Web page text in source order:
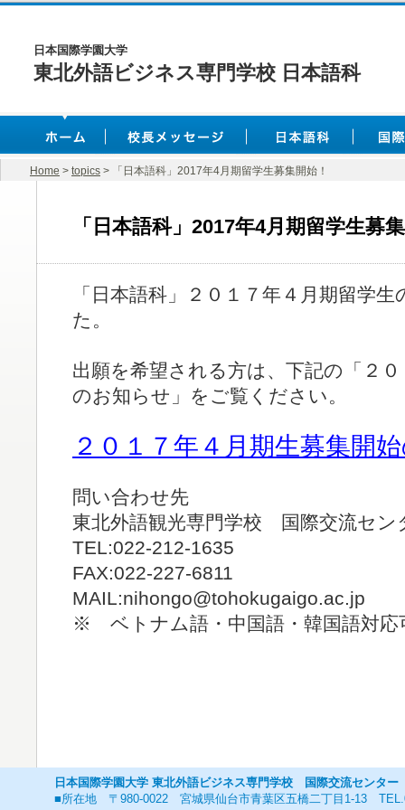
日本国際学園大学
東北外語ビジネス専門学校 日本語科
Home > topics > 「日本語科」2017年4月期留学生募集開始！
「日本語科」2017年4月期留学生募
「日本語科」２０１７年４月期留学
た。
出願を希望される方は、下記の「２
のお知らせ」をご覧ください。
２０１７年４月期生募集開
問い合わせ先
東北外語観光専門学校 国際交流セ
TEL:022-212-1635
FAX:022-227-6811
MAIL:nihongo@tohokugaigo.ac.jp
※ ベトナム語・中国語・韓国語対応
日本国際学園大学 東北外語ビジネス専門学校 国際交流センター
■所在地 〒980-0022 宮城県仙台市青葉区五橋二丁目1-13